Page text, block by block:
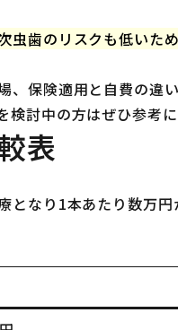
虫歯のリスクも低いた
、保険適用と自費の違
討中の方はぜひ参考に
表
となり1本あたり数万